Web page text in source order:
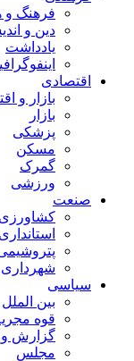
فرهنگ و
دین و
یادداشت
اقتصادی
بازار و
بازار
پزشکی
مسکن
گمرک
ورزشی
صنعت
کشاورزی
شهرداری
سیاسی
بین الملل
قوه
گزارش و
مجلس